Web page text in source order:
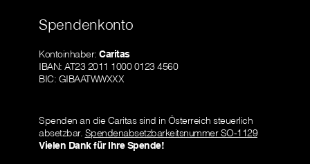
Spendenkonto
Kontoinhaber: Caritas
IBAN: AT23 2011 1000 0123 4560
BIC: GIBAATWWXXX
Spenden an die Caritas sind in Österreich steuerlich
absetzbar. Spendenabsetzbarkeitsnummer SO-1129
Vielen Dank für Ihre Spende!